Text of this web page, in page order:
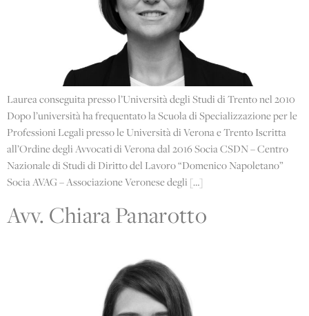
Laurea conseguita presso l’Università degli Studi di Trento nel 2010
Dopo l’università ha frequentato la Scuola di Specializzazione per le
Professioni Legali presso le Università di Verona e Trento Iscritta
all’Ordine degli Avvocati di Verona dal 2016 Socia CSDN – Centro
Nazionale di Studi di Diritto del Lavoro “Domenico Napoletano”
Socia AVAG – Associazione Veronese degli […]
Avv. Chiara Panarotto